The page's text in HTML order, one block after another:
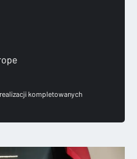
kompletowanych